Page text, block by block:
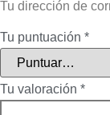
Tu dirección de
Tu puntuación *
Tu valoración *